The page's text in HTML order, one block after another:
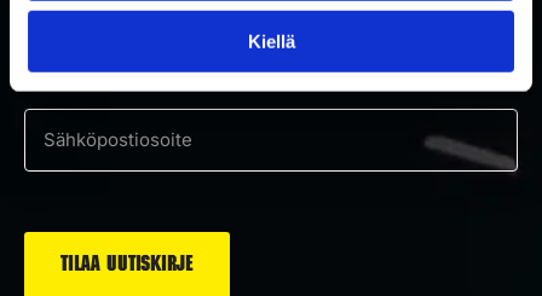
Kiellä
Tilaa uutiskirje ja saat ensimmäisenä tietoa uutuuksista ja
Suostumus
Hyväksyn tietosuojaselosteen mukaisen tietojeni käytön.*
Sähköposti